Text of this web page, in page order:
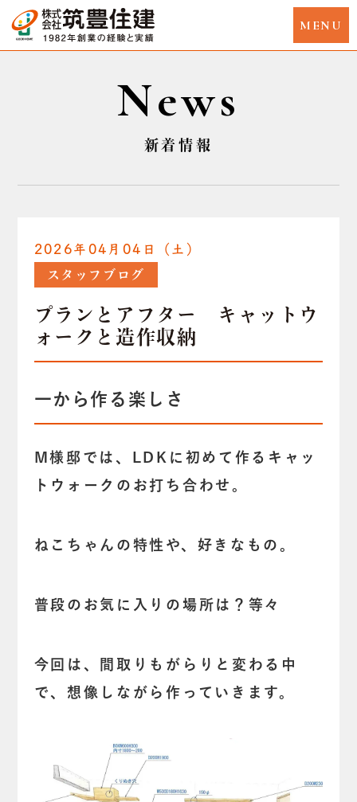
News
新着情報
2026年04月04日（土）
スタッフブログ
プランとアフター キャットウ
ォークと造作収納
一から作る楽しさ
M様邸では、LDKに初めて作るキャッ
トウォークのお打ち合わせ。
ねこちゃんの特性や、好きなもの。
普段のお気に入りの場所は？等々
今回は、間取りもがらりと変わる中
で、想像しながら作っていきます。